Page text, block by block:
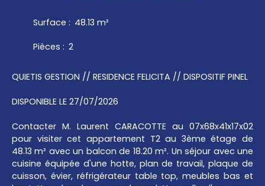
Surface : 48.13 m²
Pièces : 2
QUIETIS GESTION // RESIDENCE FELICITA // DISPOSITIF PINEL
DISPONIBLE LE 27/07/2026
Contacter M. Laurent CARACOTTE au 07x68x41x17x02
pour visiter cet appartement T2 au 3ème étage de
48.13 m² avec un balcon de 18.20 m². Un séjour avec une
cuisine équipée d'une hotte, plan de travail, plaque de
cuisson, évier, réfrigérateur table top, meubles bas et